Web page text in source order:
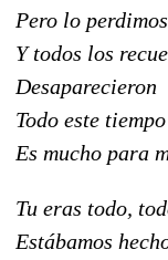
Pero lo perdimos
Y todos los
Desaparecieron
Todo este
Es mucho para
Tu eras todo,
Estábamos